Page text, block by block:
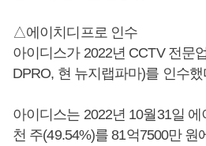
△에이치디프로 인수
아이디스가 2022년 CCTV 전문
DPRO, 현 뉴지랩파마)를 인수했
아이디스는 2022년 10월31일
천 주(49.54%)를 81억7500만 원